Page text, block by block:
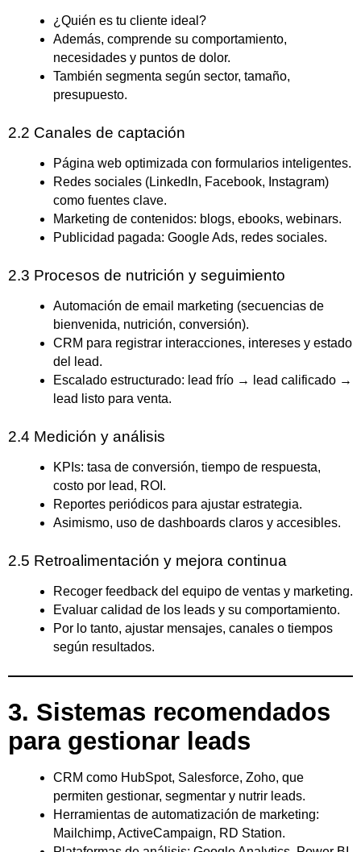
¿Quién es tu cliente ideal?
Además, comprende su comportamiento,
necesidades y puntos de dolor.
También segmenta según sector, tamaño,
presupuesto.
2.2 Canales de captación
Página web optimizada con formularios inteligentes.
Redes sociales (LinkedIn, Facebook, Instagram)
como fuentes clave.
Marketing de contenidos: blogs, ebooks, webinars.
Publicidad pagada: Google Ads, redes sociales.
2.3 Procesos de nutrición y seguimiento
Automación de email marketing (secuencias de
bienvenida, nutrición, conversión).
CRM para registrar interacciones, intereses y estado
del lead.
Escalado estructurado: lead frío → lead calificado →
lead listo para venta.
2.4 Medición y análisis
KPIs: tasa de conversión, tiempo de respuesta,
costo por lead, ROI.
Reportes periódicos para ajustar estrategia.
Asimismo, uso de dashboards claros y accesibles.
2.5 Retroalimentación y mejora continua
Recoger feedback del equipo de ventas y marketing.
Evaluar calidad de los leads y su comportamiento.
Por lo tanto, ajustar mensajes, canales o tiempos
según resultados.
3. Sistemas recomendados
para gestionar leads
CRM como HubSpot, Salesforce, Zoho, que
permiten gestionar, segmentar y nutrir leads.
Herramientas de automatización de marketing:
Mailchimp, ActiveCampaign, RD Station.